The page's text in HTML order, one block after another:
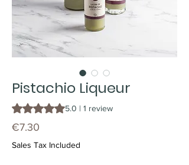
Pistachio Liqueur
Rating is 5.0 out of five stars based on 1
5.0 | 1 review
€7.30
Sales Tax Included